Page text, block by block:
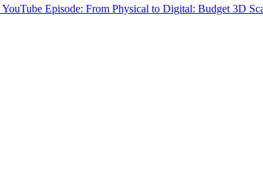
YouTube Episode: From Physical to Digital: Budget 3D